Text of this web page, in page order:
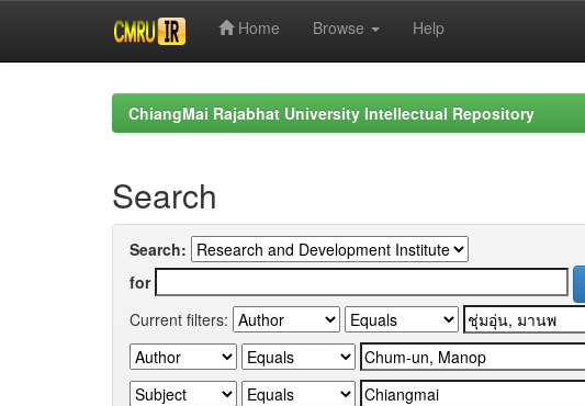
Home Browse Help
ChiangMai Rajabhat University Intellectual Repository
Search
Search:
for
Current filters: